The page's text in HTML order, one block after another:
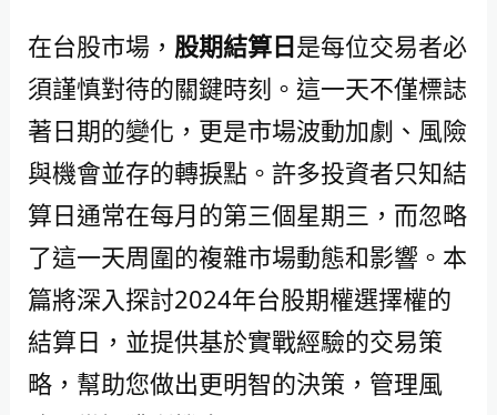
在台股市場， 股期結算日是每位交易者必
須謹慎對待的關鍵時刻。這一天不僅標誌
著日期的變化，更是市場波動加劇、風險
與機會並存的轉捩點。許多投資者只知結
算日通常在每月的第三個星期三，而忽略
了這一天周圍的複雜市場動態和影響。本
篇將深入探討2024年台股期權選擇權的
結算日，並提供基於實戰經驗的交易策
略，幫助您做出更明智的決策，管理風